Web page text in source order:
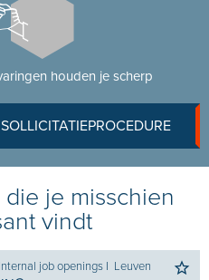
houden je scherp
je misschien
vindt
Internal job openings I Leuven